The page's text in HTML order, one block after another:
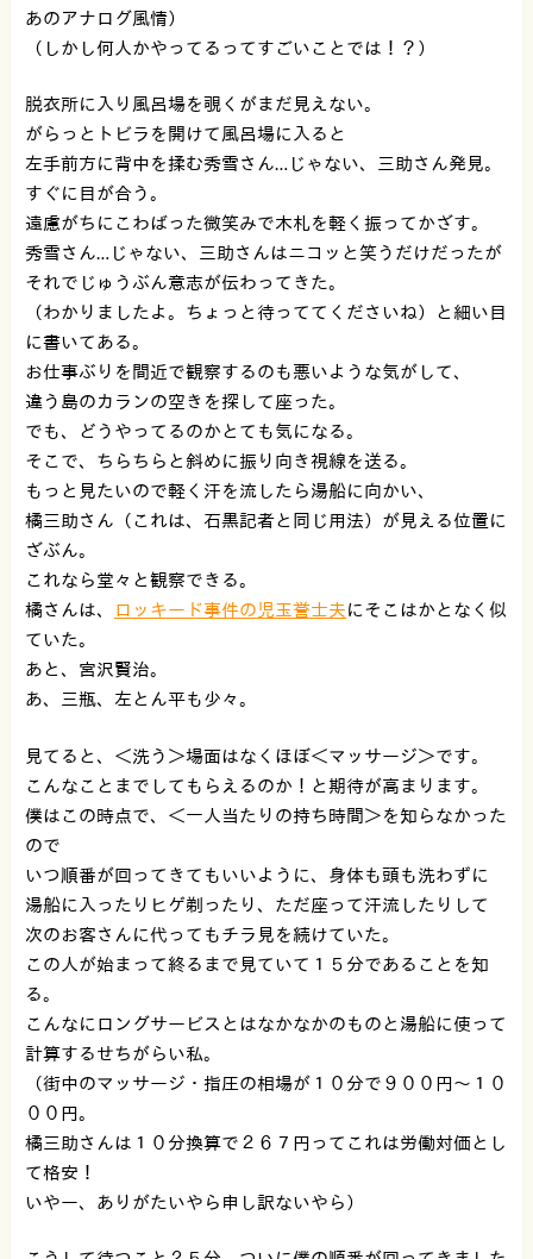
あのアナログ風情）
（しかし何人かやってるってすごいことでは！？）
脱衣所に入り風呂場を覗くがまだ見えない。
がらっとトビラを開けて風呂場に入ると
左手前方に背中を揉む秀雪さん…じゃない、三助さん発見。
すぐに目が合う。
遠慮がちにこわばった微笑みで木札を軽く振ってかざす。
秀雪さん…じゃない、三助さんはニコッと笑うだけだったが
それでじゅうぶん意志が伝わってきた。
（わかりましたよ。ちょっと待っててくださいね）と細い目
に書いてある。
お仕事ぶりを間近で観察するのも悪いような気がして、
違う島のカランの空きを探して座った。
でも、どうやってるのかとても気になる。
そこで、ちらちらと斜めに振り向き視線を送る。
もっと見たいので軽く汗を流したら湯船に向かい、
橘三助さん（これは、石黒記者と同じ用法）が見える位置に
ざぶん。
これなら堂々と観察できる。
橘さんは、
ロッキード事件の児玉誉士夫にそこはかとなく似
ていた。
あと、宮沢賢治。
あ、三瓶、左とん平も少々。
見てると、＜洗う＞場面はなくほぼ＜マッサージ＞です。
こんなことまでしてもらえるのか！と期待が高まります。
僕はこの時点で、＜一人当たりの持ち時間＞を知らなかった
ので
いつ順番が回ってきてもいいように、身体も頭も洗わずに
湯船に入ったりヒゲ剃ったり、ただ座って汗流したりして
次のお客さんに代ってもチラ見を続けていた。
この人が始まって終るまで見ていて１５分であることを知
る。
こんなにロングサービスとはなかなかのものと湯船に使って
計算するせちがらい私。
（街中のマッサージ・指圧の相場が１０分で９００円〜１０
００円。
橘三助さんは１０分換算で２６７円ってこれは労働対価とし
て格安！
いやー、ありがたいやら申し訳ないやら）